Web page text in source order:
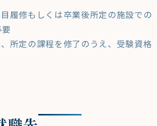
履修もしくは卒業後所定の施設での
所定の課程を修了のうえ、受験資格